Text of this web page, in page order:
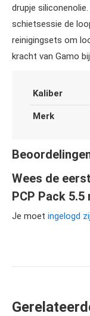
drupje
schietsessie de
reinigingsets om
kracht van Gamo
Kaliber
Merk
Wees de
PCP Pack
Je moet ingelogd